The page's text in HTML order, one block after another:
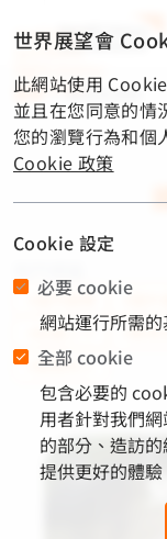
material-
symbols-
rounded
首頁 / 關懷與捐款
#國內服務 #國外
#飢餓三十
#教育
#脆弱兒少
世界展望會
此網站使用
並且在您同意的情
您的瀏覽行為和個
Cookie 政策
Cookie 設定
必要 cookie
網站運行所需
全部 cookie
包含必要的
用者針對我們
的部分、造訪
提供更好的體驗